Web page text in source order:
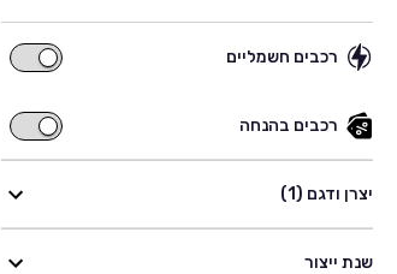
רכבים חשמליים
רכבים
רכבים בהנחה
רכבים
בהנחה
יצרן ודגם (1)
שנת ייצור